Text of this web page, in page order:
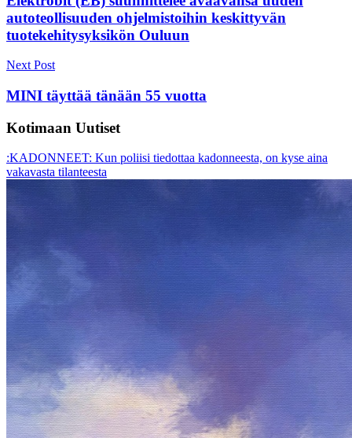
autoteollisuuden ohjelmistoihin keskittyvän
tuotekehitysyksikön Ouluun
Next Post
MINI täyttää tänään 55 vuotta
Kotimaan Uutiset
:KADONNEET: Kun poliisi tiedottaa kadonneesta, on kyse aina
vakavasta tilanteesta